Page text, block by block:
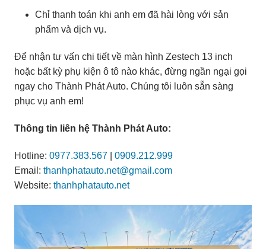
Chỉ thanh toán khi anh em đã hài lòng với sản
phẩm và dịch vụ.
Để nhận tư vấn chi tiết về màn hình Zestech 13 inch
hoặc bất kỳ phụ kiện ô tô nào khác, đừng ngần ngại gọi
ngay cho Thành Phát Auto. Chúng tôi luôn sẵn sàng
phục vụ anh em!
Thông tin liên hệ Thành Phát Auto:
Hotline: 0977.383.567
0909.212.999
Email: thanhphatauto.net@gmail.com
Website: thanhphatauto.net